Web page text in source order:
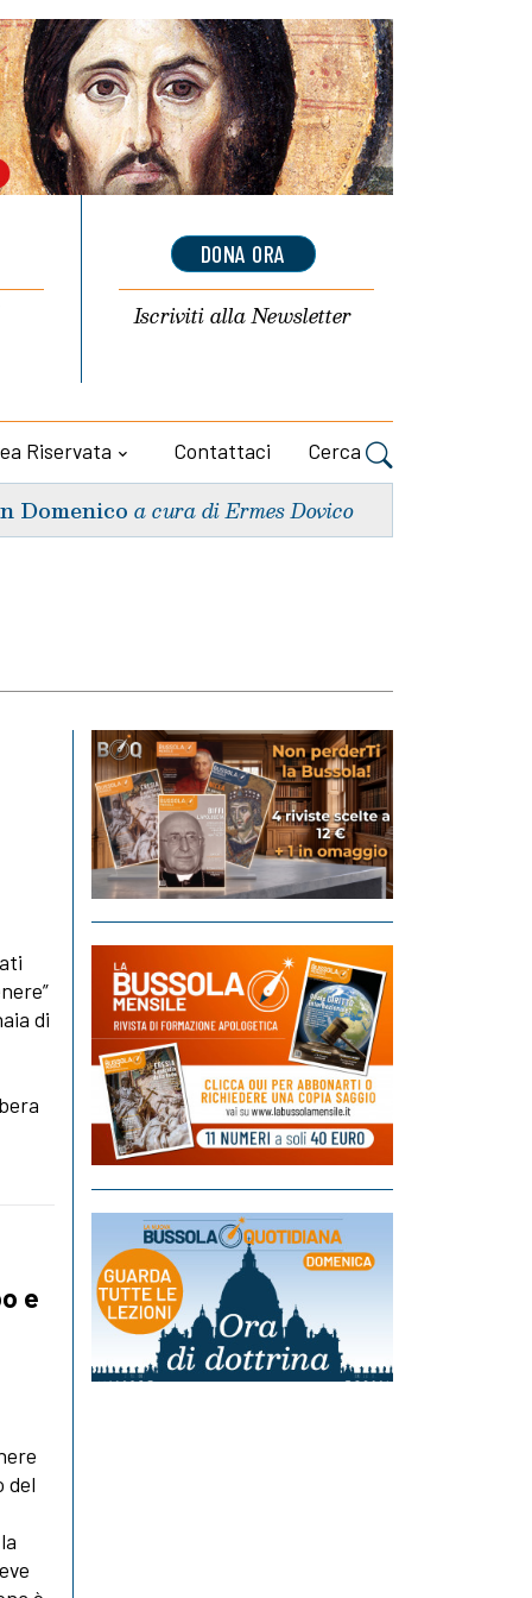
DONA ORA
Iscriviti allaNewsletter
Riservata Contattaci Cerca
Domenico a cura di Ermes Dovico
di
e
del